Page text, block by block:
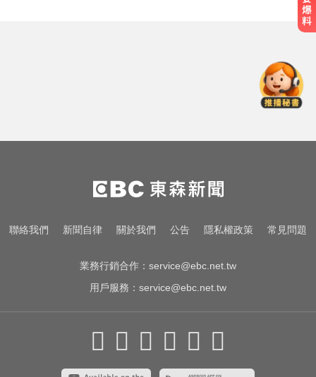
下半身重創身亡
加拿大2飛機空中相撞！ 1人墜池塘
尼斯湖水怪又現身！遊湖拍到「神
聯絡我們 新聞自律 關於我們 公告 隱私權政策 常見問題
業務行銷合作： service@ebc.net.tw
用戶服務： service@ebc.net.tw